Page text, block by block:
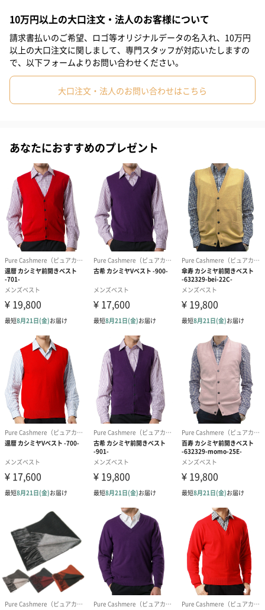
繊維の宝石、カシミヤ
カシミヤとは、中国・モンゴル・イランなど冬は寒くて夏は熱帯
「カシミヤ山羊」から採れる産毛またはそれを原料とした糸、毛
織物の総称です。
カシミヤ山羊は、このような厳しい気候の中で育つ為、
良質な原料が採れるウール等に比べ人工飼育が難しく大量生産が
できません。
1頭から採れる産毛は180gほどで、大変希少価値の高い原料で
す。
カシミヤの価値は希少なだけでなく、
一般的にウールの3分の1という軽さと15μほどという驚異的な毛
の細さです。
原毛の繊維が平均15.5μm(1μmは、1mmの1000分の1)程度と
大変細く、繊維の表面が平滑である為、この原料を使用した製品
は
軽くて暖かく保湿性に富み、特有の光沢感とソフトな風合いがあ
ります。
これが「繊維の宝石」と呼ばれる由縁です。
その中でも当店のカシミヤセーターは、
最高級とされる中国の内モンゴル産原料を厳選して使用し、
豊富なカラーバリエーションで熟成工が丁寧に編みたてておりま
しなやかで独特の光沢と質感、最高級のカシミヤだけが持つ本物
の魅力。
当店が自信をもってご提供する逸品をどうぞお試し下さい。
※カシミヤ製品はデリケートな為、洗濯は信用あるクリーニング
店へご相談下さい。
10万円以上の大口注文・法人のお客様について
請求書払いのご希望、ロゴ等オリジナルデータの名入れ、10万円
以上の大口注文に関しまして、専門スタッフが対応いたしますの
で、以下フォームよりお問い合わせください。
大口注文・法人のお問い合わせはこちら
あなたにおすすめのプレゼント